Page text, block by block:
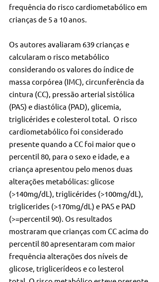
frequência do risco cardiometabólico em
crianças de 5 a 10 anos.
Os autores avaliaram 639 crianças e
calcularam o risco metabólico
considerando os valores do índice de
massa corpórea (IMC), circunferência da
cintura (CC), pressão arterial sistólica
(PAS) e diastólica (PAD), glicemia,
triglicérides e colesterol total.  O risco
cardiometabólico foi considerado
presente quando a CC foi maior que o
percentil 80, para o sexo e idade, e a
criança apresentou pelo menos duas
alterações metabólicas: glicose
(>140mg/dL), triglicérides (>100mg/dL),
triglicerides (>170mg/dL) e PAS e PAD
(>=percentil 90). Os resultados
mostraram que crianças com CC acima do
percentil 80 apresentaram com maior
frequência alterações dos níveis de
glicose, triglicerídeos e co lesterol